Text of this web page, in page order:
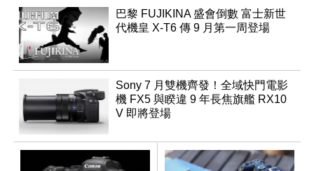
巴黎 FUJIKINA 盛會倒數 富士新世
代機皇 X-T6 傳 9 月第一周登場
Sony 7 月雙機齊發！全域快門電影
機 FX5 與睽違 9 年長焦旗艦 RX10
V 即將登場